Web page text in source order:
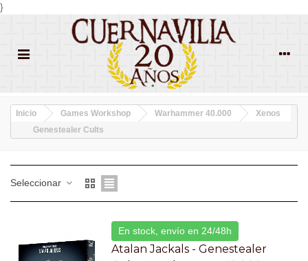
}
Inicio Games Workshop Warhammer 40.000
Xenos
Genestealer Cults
Seleccionar
En stock, envío en 24/48h
Atalan Jackals - Genestealer